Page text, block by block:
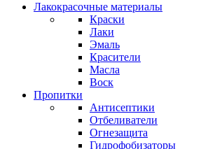
Лакокрасочные материалы
Краски
Лаки
Эмаль
Красители
Масла
Воск
Пропитки
Антисептики
Отбеливатели
Огнезащита
Гидрофобизаторы